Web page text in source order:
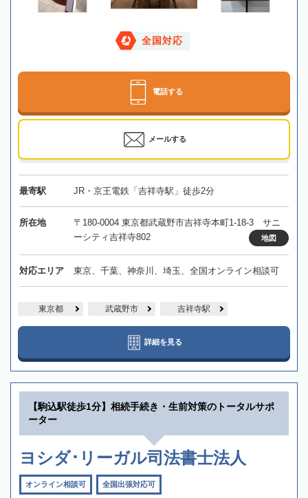
全国対応
電話する
メールする
最寄駅 JR・京王電鉄「吉祥寺駅」徒歩2分
所在地
〒180-0004 東京都武蔵野市吉祥寺本町1-18-3 サニ
ーシティ吉祥寺802
地図
対応エリア 東京、千葉、神奈川、埼玉、全国オンライン相談可
東京都 武蔵野市 吉祥寺駅
詳細を見る
【駒込駅徒歩1分】相続手続き・生前対策のトータルサポ
ーター
ヨシダ･リーガル司法書士法人
オンライン相談可 全国出張対応可